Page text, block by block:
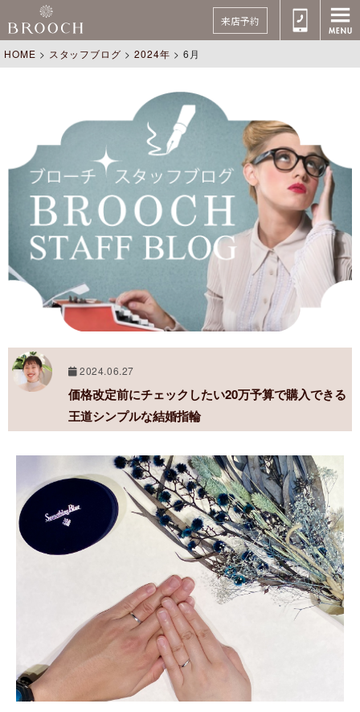
来店予約
HOME > スタッフブログ >2024年 > 6月
2024.06.27
価格改定前にチェックしたい20万予算で購入できる
王道シンプルな結婚指輪